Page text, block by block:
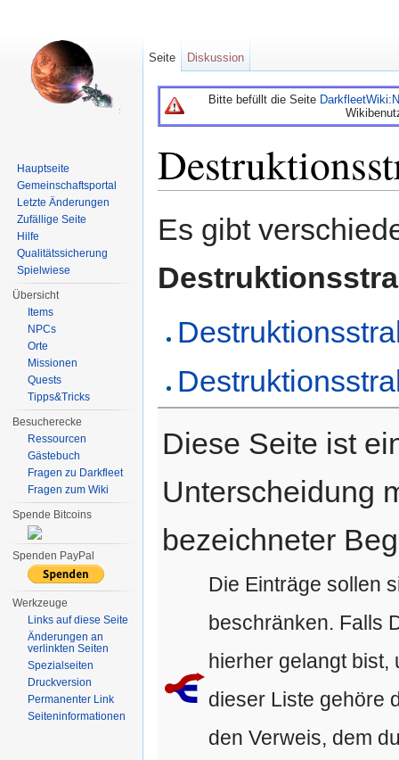
Bitte befüllt die Seite
Es gibt
Diese Seite ist
Unterscheidung
bezeichneter
Die Einträge sollen
beschränken. Falls
hierher gelangt bist,
dieser Liste gehöre
den Verweis, dem
Seite Diskussion
Hauptseite
Gemeinschaftsportal
Letzte Änderungen
Zufällige Seite
Hilfe
Qualitätssicherung
Spielwiese
Übersicht
Items
NPCs
Orte
Missionen
Quests
Tipps&Tricks
Besucherecke
Ressourcen
Gästebuch
Fragen zu Darkfleet
Fragen zum Wiki
Spende Bitcoins
Spenden PayPal
Werkzeuge
Links auf diese Seite
Änderungen an
verlinkten Seiten
Spezialseiten
Druckversion
Permanenter Link
Seiten­informationen